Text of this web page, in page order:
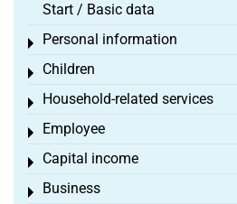
Start / Basic data
Personal information
Toggle menu
Children
Toggle menu
Household-related services
Toggle menu
Employee
Toggle menu
Capital income
Toggle menu
Business
Toggle menu